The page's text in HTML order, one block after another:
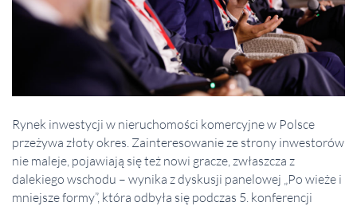
Rynek inwestycji w nieruchomości komercyjne w Polsce
przeżywa złoty okres. Zainteresowanie ze strony inwestorów
nie maleje, pojawiają się też nowi gracze, zwłaszcza z
dalekiego wschodu – wynika z dyskusji panelowej „Po wieże i
mniejsze formy”, która odbyła się podczas 5. konferencji